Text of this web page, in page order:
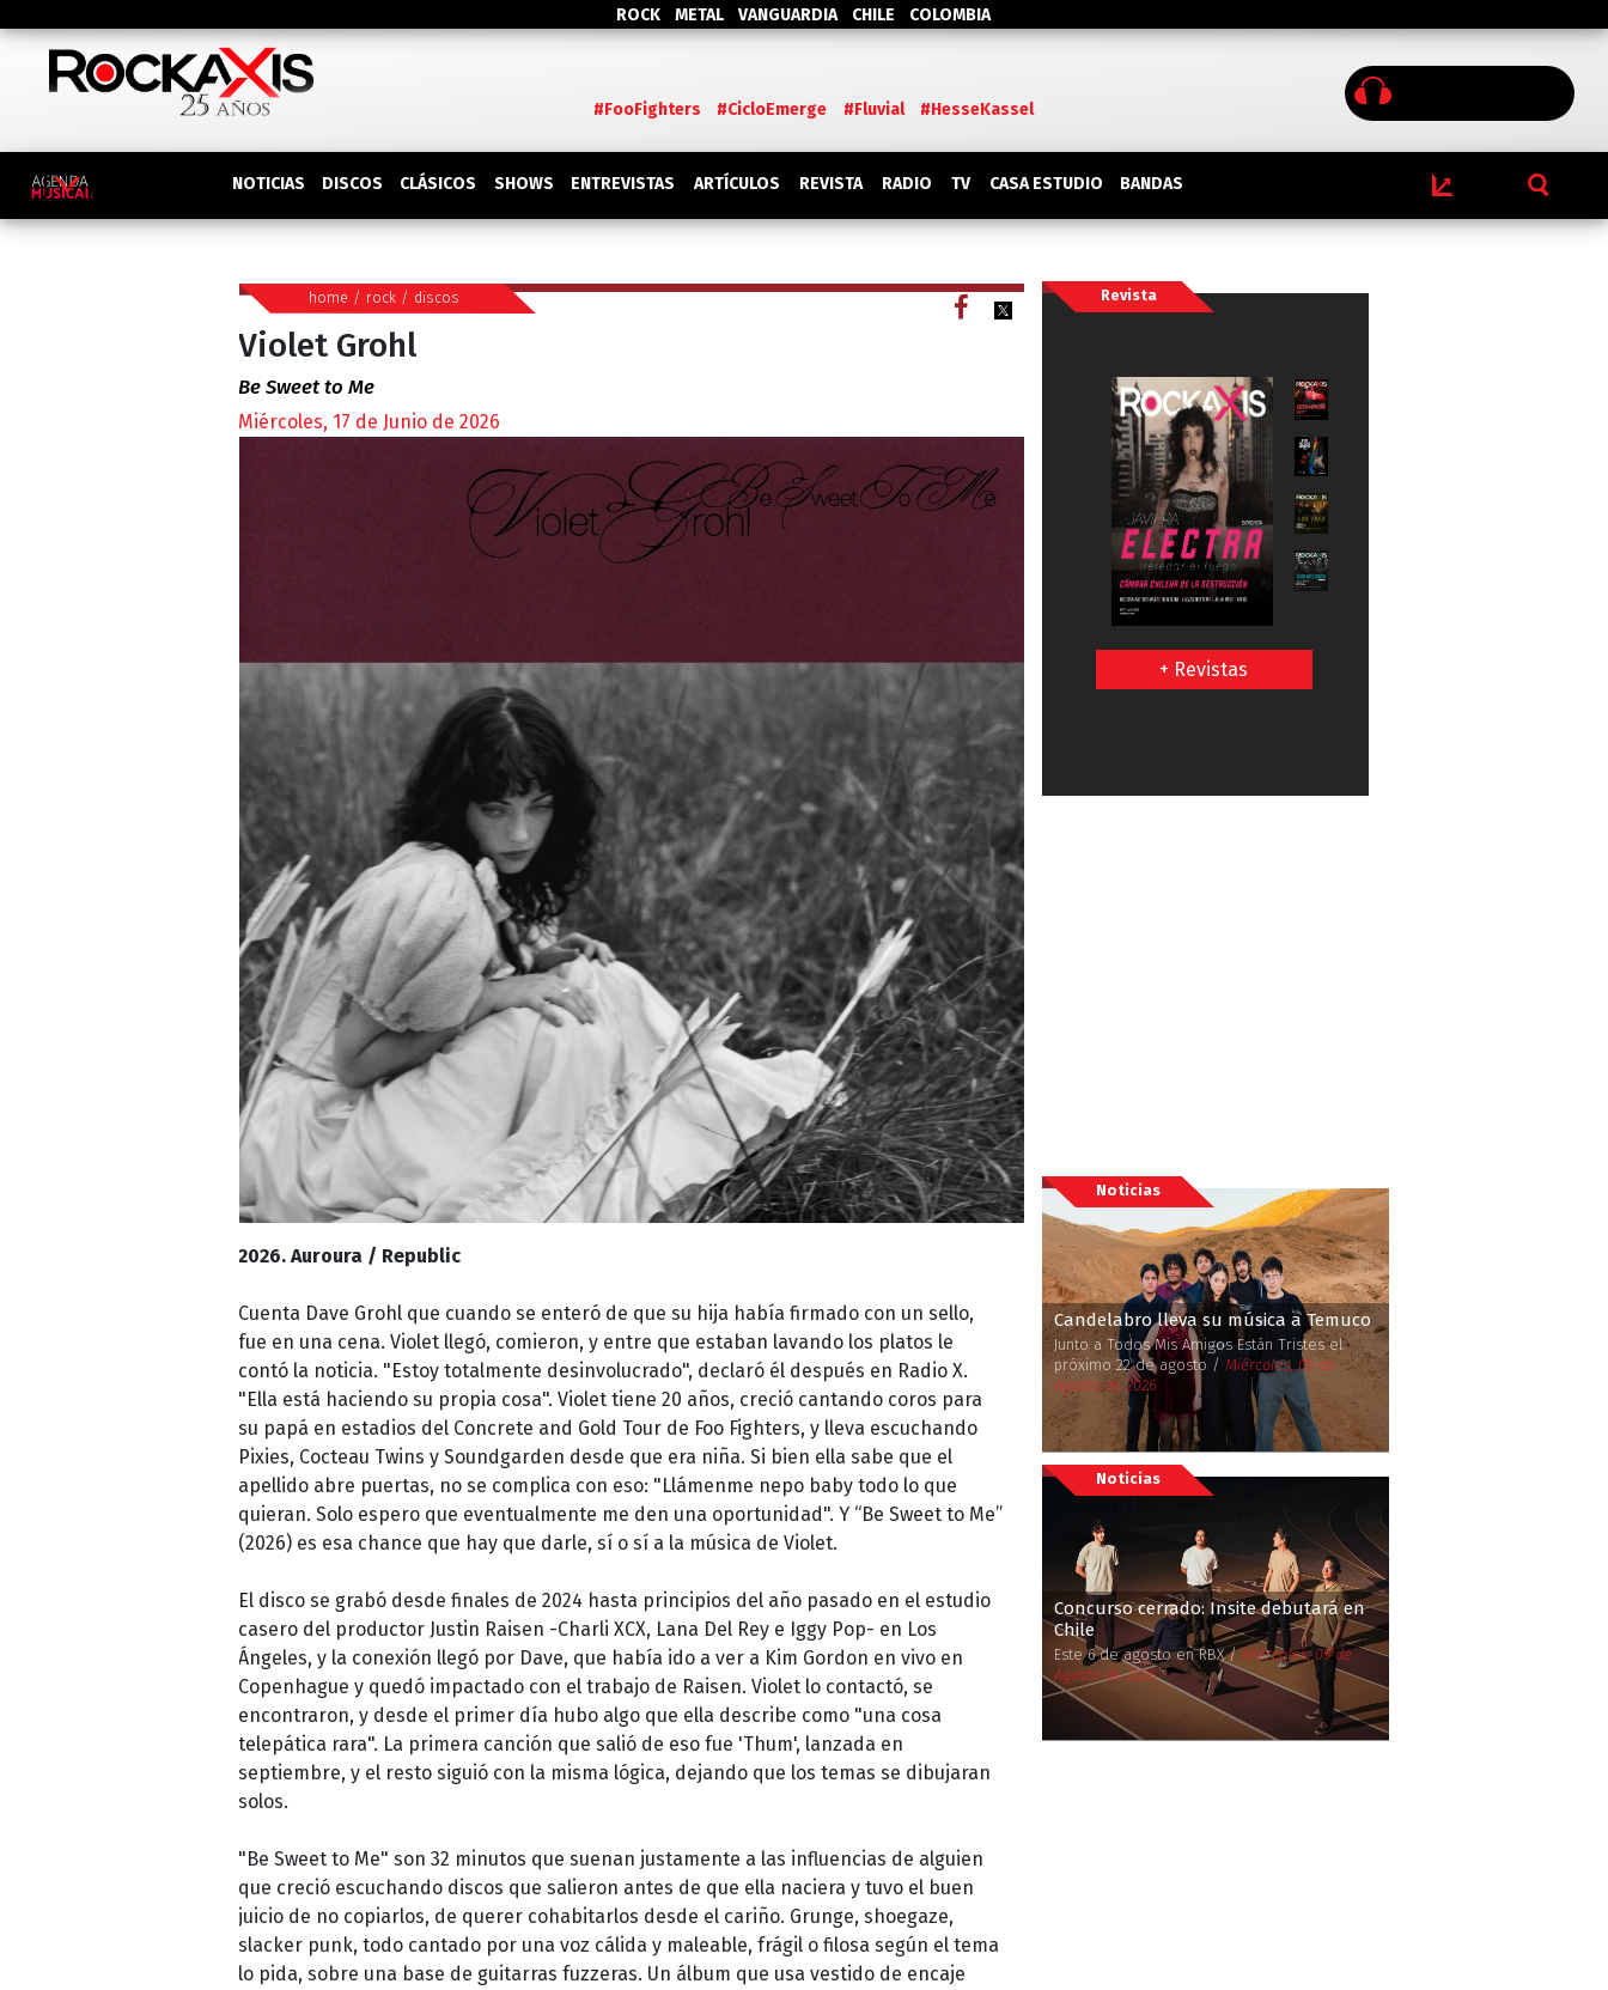
ROCK METAL VANGUARDIA CHILE COLOMBIA
#FooFighters #CicloEmerge #Fluvial #HesseKassel
NOTICIAS DISCOS CLÁSICOS SHOWS ENTREVISTAS ARTÍCULOS REVISTA RADIO TV CASA ESTUDIO BANDAS
home / rock / discos
Violet Grohl
Be Sweet to Me
Miércoles, 17 de Junio de 2026
2026. Auroura / Republic
Cuenta Dave Grohl que cuando se enteró de que su hija había firmado con un sello,
fue en una cena. Violet llegó, comieron, y entre que estaban lavando los platos le
contó la noticia. "Estoy totalmente desinvolucrado", declaró él después en Radio X.
"Ella está haciendo su propia cosa". Violet tiene 20 años, creció cantando coros para
su papá en estadios del Concrete and Gold Tour de Foo Fighters, y lleva escuchando
Pixies, Cocteau Twins y Soundgarden desde que era niña. Si bien ella sabe que el
apellido abre puertas, no se complica con eso: "Llámenme nepo baby todo lo que
quieran. Solo espero que eventualmente me den una oportunidad". Y “Be Sweet to Me”
(2026) es esa chance que hay que darle, sí o sí a la música de Violet.
El disco se grabó desde finales de 2024 hasta principios del año pasado en el estudio
casero del productor Justin Raisen -Charli XCX, Lana Del Rey e Iggy Pop- en Los
Ángeles, y la conexión llegó por Dave, que había ido a ver a Kim Gordon en vivo en
Copenhague y quedó impactado con el trabajo de Raisen. Violet lo contactó, se
encontraron, y desde el primer día hubo algo que ella describe como "una cosa
telepática rara". La primera canción que salió de eso fue 'Thum', lanzada en
septiembre, y el resto siguió con la misma lógica, dejando que los temas se dibujaran
solos.
"Be Sweet to Me" son 32 minutos que suenan justamente a las influencias de alguien
que creció escuchando discos que salieron antes de que ella naciera y tuvo el buen
juicio de no copiarlos, de querer cohabitarlos desde el cariño. Grunge, shoegaze,
slacker punk, todo cantado por una voz cálida y maleable, frágil o filosa según el tema
lo pida, sobre una base de guitarras fuzzeras. Un álbum que usa vestido de encaje
Revista
+ Revistas
Noticias
Candelabro lleva su música a Temuco
Junto a Todos Mis Amigos Están Tristes el
próximo 22 de agosto /Miércoles, 05 de
Agosto de 2026
Noticias
Concurso cerrado: Insite debutará en
Chile
Este 6 de agosto en RBX /Miércoles, 05 de
Agosto de 2026